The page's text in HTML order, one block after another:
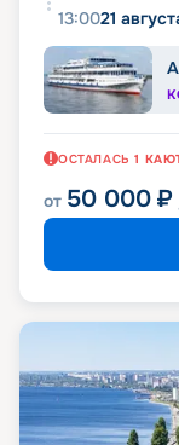
13:0021
ОСТАЛАСЬ 1
от 50 000 ₽